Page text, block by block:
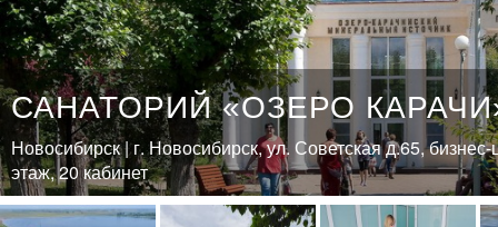
САНАТОРИЙ «ОЗЕРО
Новосибирск | г. Новосибирск, ул. Советская д.65,
этаж, 20 кабинет